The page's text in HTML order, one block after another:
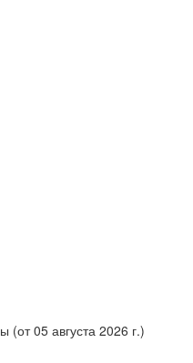
(от 05 августа 2026 г.)